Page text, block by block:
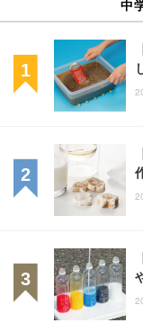
中